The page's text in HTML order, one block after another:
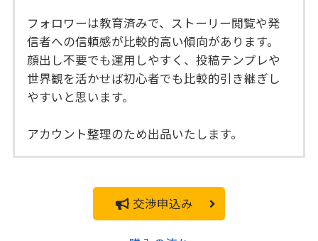
フォロワーは教育済みで、ストーリー閲覧や発
信者への信頼感が比較的高い傾向があります。
顔出し不要でも運用しやすく、投稿テンプレや
世界観を活かせば初心者でも比較的引き継ぎし
やすいと思います。
アカウント整理のため出品いたします。
交渉申込み